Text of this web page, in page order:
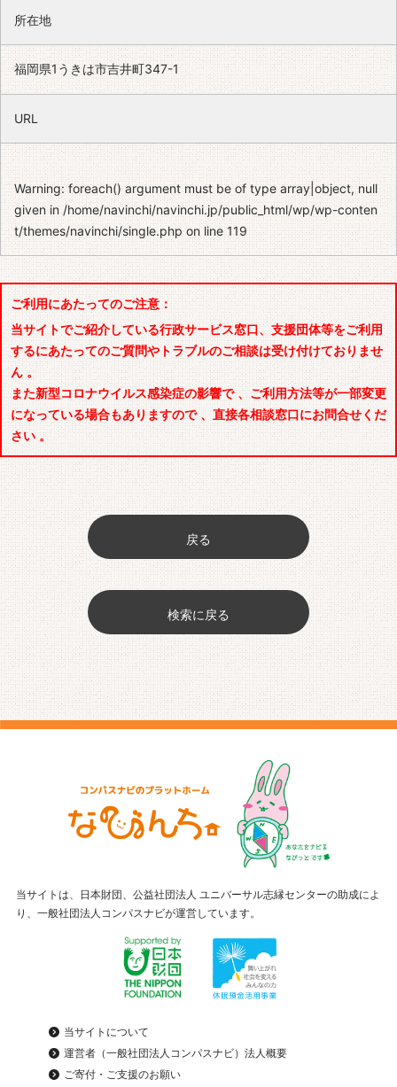
所在地
福岡県1うきは市吉井町347-1
URL
Warning: foreach() argument must be of type array|object, null
given in/home/navinchi/navinchi.jp/public_html/wp/wp-conten
t/themes/navinchi/single.php on line119
ご利用にあたってのご注意：
当サイトでご紹介している行政サービス窓口、支援団体等をご利用
するにあたってのご質問やトラブルのご相談は受け付けておりませ
ん 。
また新型コロナウイルス感染症の影響で 、ご利用方法等が一部変更
になっている場合もありますので 、直接各相談窓口にお問合せくだ
さい 。
戻る
検索に戻る
当サイトは、日本財団、公益社団法人 ユニバーサル志縁センターの助成によ
り、一般社団法人コンパスナビが運営しています。
当サイトについて
運営者（一般社団法人コンパスナビ）法人概要
ご寄付・ご支援のお願い